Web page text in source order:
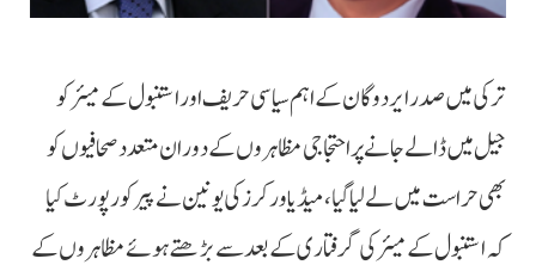
ترکی میں صدر ایردوگان کے اہم سیاسی حریف اور استنبول کے میئر کو
جیل میں ڈالے جانے پر احتجاجی مظاہروں کے دوران متعدد صحافیوں کو
بھی حراست میں لے لیا گیا، میڈیا ورکرز کی یونین نے پیر کو رپورٹ کیا
کہ استنبول کے میئر کی گرفتاری کے بعد سے بڑھتے ہوئے مظاہروں کے